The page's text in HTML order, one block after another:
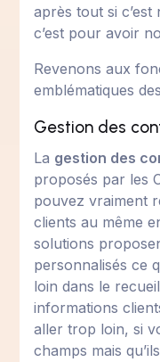
après tout si
c’est pour avoir
Revenons aux
emblématiques
Gestion des
La gestion des
proposés par les
pouvez vraiment
clients au même
solutions
personnalisés ce
loin dans le
informations
aller trop loin, si
champs mais